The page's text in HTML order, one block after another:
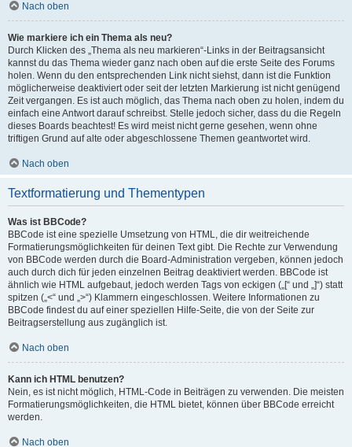
Nach oben
Wie markiere ich ein Thema als neu?
Durch Klicken des „Thema als neu markieren“-Links in der Beitragsansicht
kannst du das Thema wieder ganz nach oben auf die erste Seite des Forums
holen. Wenn du den entsprechenden Link nicht siehst, dann ist die Funktion
möglicherweise deaktiviert oder seit der letzten Markierung ist nicht genügend
Zeit vergangen. Es ist auch möglich, das Thema nach oben zu holen, indem du
einfach eine Antwort darauf schreibst. Stelle jedoch sicher, dass du die Regeln
dieses Boards beachtest! Es wird meist nicht gerne gesehen, wenn ohne
triftigen Grund auf alte oder abgeschlossene Themen geantwortet wird.
Nach oben
Textformatierung und Thementypen
Was ist BBCode?
BBCode ist eine spezielle Umsetzung von HTML, die dir weitreichende
Formatierungsmöglichkeiten für deinen Text gibt. Die Rechte zur Verwendung
von BBCode werden durch die Board-Administration vergeben, können jedoch
auch durch dich für jeden einzelnen Beitrag deaktiviert werden. BBCode ist
ähnlich wie HTML aufgebaut, jedoch werden Tags von eckigen („[“ und „]“) statt
spitzen („<“ und „>“) Klammern eingeschlossen. Weitere Informationen zu
BBCode findest du auf einer speziellen Hilfe-Seite, die von der Seite zur
Beitragserstellung aus zugänglich ist.
Nach oben
Kann ich HTML benutzen?
Nein, es ist nicht möglich, HTML-Code in Beiträgen zu verwenden. Die meisten
Formatierungsmöglichkeiten, die HTML bietet, können über BBCode erreicht
werden.
Nach oben